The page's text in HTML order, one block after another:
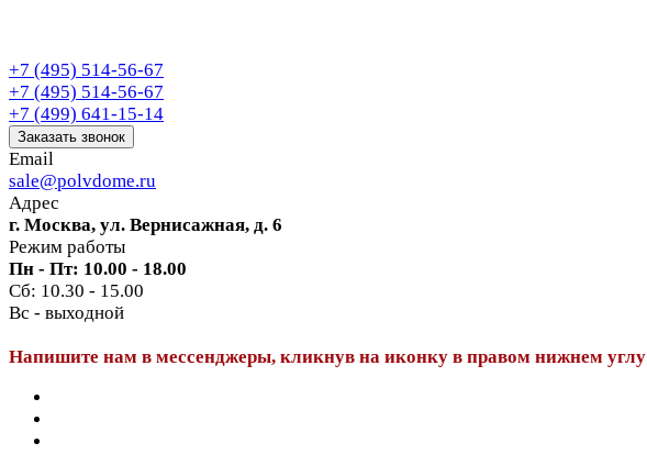
+7 (495) 514-56-67
+7 (495) 514-56-67
+7 (499) 641-15-14
Заказать звонок
Email
sale@polvdome.ru
Адрес
г. Москва, ул. Вернисажная, д. 6
Режим работы
Пн - Пт: 10.00 - 18.00
Сб: 10.30 - 15.00
Вс - выходной
Напишите нам в мессенджеры, кликнув на иконку в правом нижнем углу